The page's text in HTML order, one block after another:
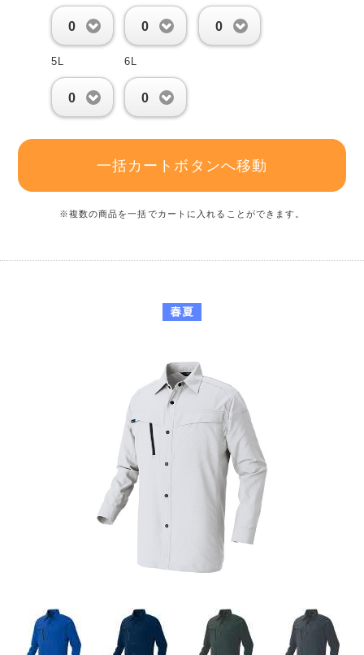
0 0 0
5L
0
6L
0
一括カートボタンへ移動
※複数の商品を一括でカートに入れることができます。